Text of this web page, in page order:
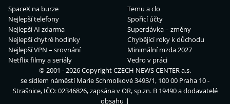
SpaceX na burze
Nejlepší telefony
Nejlepší AI zdarma
Nejlepší chytré hodinky
Nejlepší VPN – srovnání
Netflix filmy a seriály
Temu a clo
Spořicí účty
Superdávka – změny
Chybějící roky k důchodu
Minimální mzda 2027
Vedro v práci
© 2001 - 2026 CopyrightCZECH NEWS CENTER a.s.
se sídlem náměstí Marie Schmolkové 3493/1, 100 00 Praha 10 -
Strašnice, IČO: 02346826, zapsána v OR, sp.zn. B 19490 a dodavatelé
obsahu